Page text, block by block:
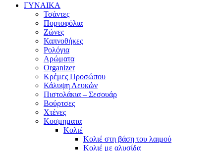
ΓΥΝΑΙΚΑ
Τσάντες
Πορτοφόλια
Ζώνες
Καπνοθήκες
Ρολόγια
Αρώματα
Organizer
Κρέμες Προσώπου
Κάλυψη Λευκών
Πιστολάκια – Σεσουάρ
Βούρτσες
Χτένες
Κοσμηματα
Κολιέ
Κολιέ στη βάση του λαιμού
Κολιέ με αλυσίδα